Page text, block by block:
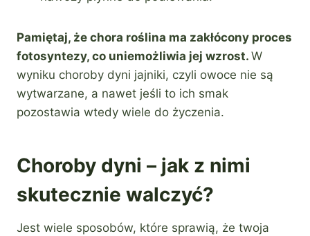
Pamiętaj, że chora roślina ma zakłócony proces
fotosyntezy, co uniemożliwia jej wzrost. W
wyniku choroby dyni jajniki, czyli owoce nie są
wytwarzane, a nawet jeśli to ich smak
pozostawia wtedy wiele do życzenia.
Choroby dyni – jak z nimi
skutecznie walczyć?
Jest wiele sposobów, które sprawią, że twoja